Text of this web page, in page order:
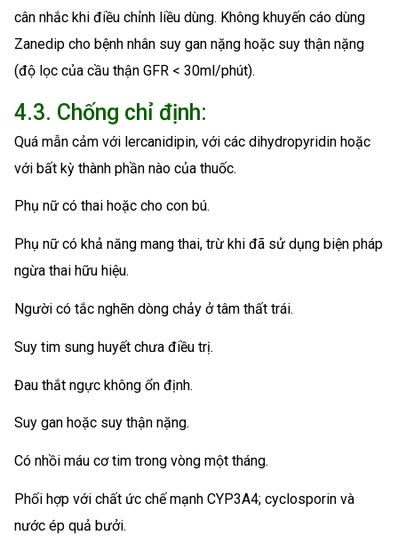
cân nhắc khi điều chỉnh liều dùng. Không khuyến cáo dùng
Zanedip cho bệnh nhân suy gan nặng hoặc suy thận nặng
(độ lọc của cầu thận GFR < 30ml/phút).
4.3. Chống chỉ định:
Quá mẫn cảm với lercanidipin, với các dihydropyridin hoặc
với bất kỳ thành phần nào của thuốc.
Phụ nữ có thai hoặc cho con bú.
Phụ nữ có khả năng mang thai, trừ khi đã sử dụng biện pháp
ngừa thai hữu hiệu.
Người có tắc nghẽn dòng chảy ở tâm thất trái.
Suy tim sung huyết chưa điều trị.
Đau thắt ngực không ổn định.
Suy gan hoặc suy thận nặng.
Có nhồi máu cơ tim trong vòng một tháng.
Phối hợp với chất ức chế mạnh CYP3A4; cyclosporin và
nước ép quả bưởi.